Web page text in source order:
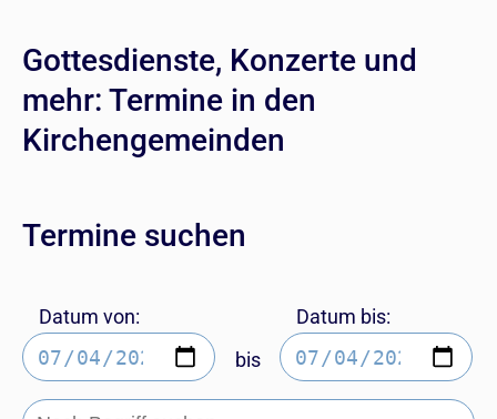
Gottesdienste, Konzerte und
mehr: Termine in den
Kirchengemeinden
Termine suchen
Datum von:
bis
Datum bis: